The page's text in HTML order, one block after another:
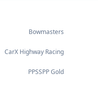
Bowmasters
CarX Highway Racing
PPSSPP Gold